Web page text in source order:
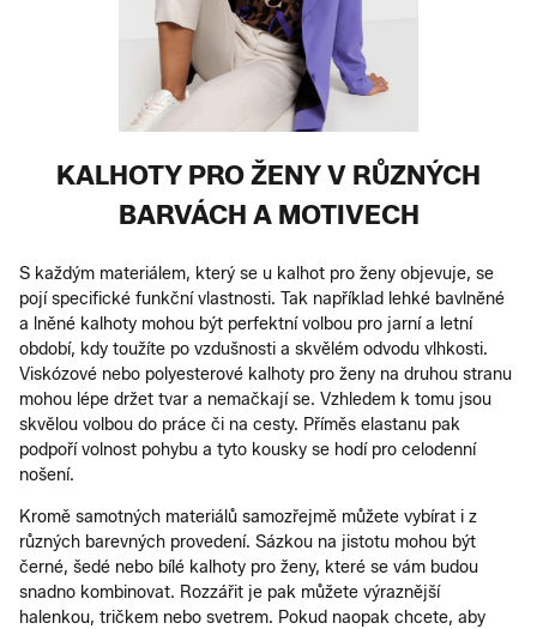
KALHOTY PRO ŽENY V RŮZNÝCH
BARVÁCH A MOTIVECH
S každým materiálem, který se u kalhot pro ženy objevuje, se
pojí specifické funkční vlastnosti. Tak například lehké bavlněné
a lněné kalhoty mohou být perfektní volbou pro jarní a letní
období, kdy toužíte po vzdušnosti a skvělém odvodu vlhkosti.
Viskózové nebo polyesterové kalhoty pro ženy na druhou stranu
mohou lépe držet tvar a nemačkají se. Vzhledem k tomu jsou
skvělou volbou do práce či na cesty. Příměs elastanu pak
podpoří volnost pohybu a tyto kousky se hodí pro celodenní
nošení.
Kromě samotných materiálů samozřejmě můžete vybírat i z
různých barevných provedení. Sázkou na jistotu mohou být
černé, šedé nebo bílé kalhoty pro ženy, které se vám budou
snadno kombinovat. Rozzářit je pak můžete výraznější
halenkou, tričkem nebo svetrem. Pokud naopak chcete, aby